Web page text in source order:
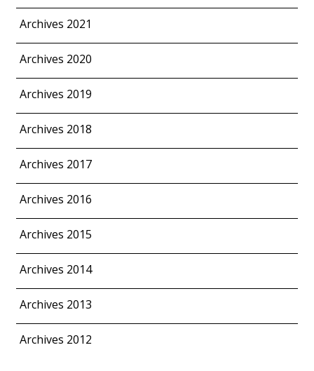
Archives 2021
Archives 2020
Archives 2019
Archives 2018
Archives 2017
Archives 2016
Archives 2015
Archives 2014
Archives 2013
Archives 2012